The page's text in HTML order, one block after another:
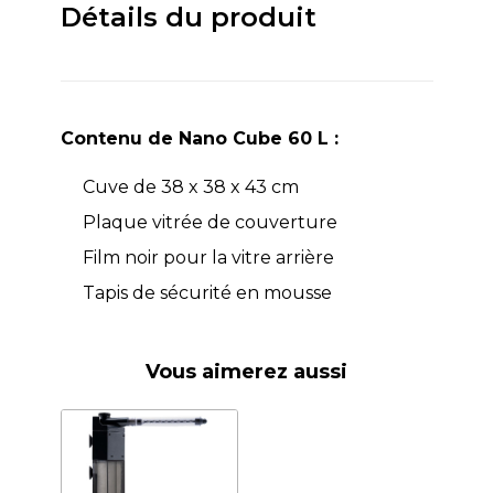
Détails du produit
Contenu de Nano Cube 60 L :
Cuve de 38 x 38 x 43 cm
Plaque vitrée de couverture
Film noir pour la vitre arrière
Tapis de sécurité en mousse
Vous aimerez aussi